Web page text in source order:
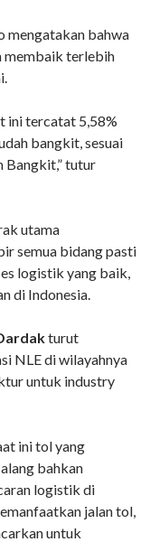
mengatakan bahwa
membaik terlebih
ini tercatat 5,58%
bangkit, sesuai
Bangkit,” tutur
utama
semua bidang pasti
logistik yang baik,
di Indonesia.
turut
NLE di wilayahnya
untuk industry
ini tol yang
bahkan
logistik di
jalan tol,
untuk